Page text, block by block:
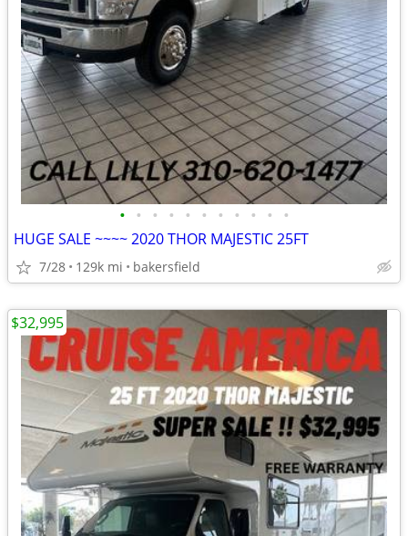
• • • • • • • • • • •
HUGE SALE ~~~~ 2020 THOR MAJESTIC 25FT
7/28 129k mi bakersfield
$32,995